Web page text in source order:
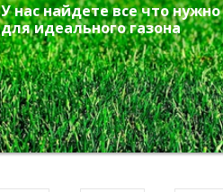
У нас найдете все что нужно
для идеального газона